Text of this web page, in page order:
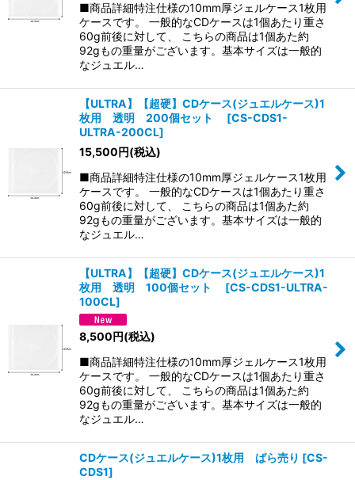
■商品詳細特注仕様の10mm厚ジェルケース1枚用
ケースです。 一般的なCDケースは1個あたり重さ
60g前後に対して、 こちらの商品は1個あた約
92gもの重量がございます。基本サイズは一般的
なジュエル…
【ULTRA】【超硬】CDケース(ジュエルケース)1
枚用 透明 200個セット
[CS-CDS1-
ULTRA-200CL]
15,500 円(税込)
■商品詳細特注仕様の10mm厚ジェルケース1枚用
ケースです。 一般的なCDケースは1個あたり重さ
60g前後に対して、 こちらの商品は1個あた約
92gもの重量がございます。基本サイズは一般的
なジュエル…
【ULTRA】【超硬】CDケース(ジュエルケース)1
枚用 透明 100個セット
[CS-CDS1-ULTRA-
100CL]
8,500円(税込)
■商品詳細特注仕様の10mm厚ジェルケース1枚用
ケースです。 一般的なCDケースは1個あたり重さ
60g前後に対して、 こちらの商品は1個あた約
92gもの重量がございます。基本サイズは一般的
なジュエル…
CDケース(ジュエルケース)1枚用 ばら売り [CS-
CDS1]